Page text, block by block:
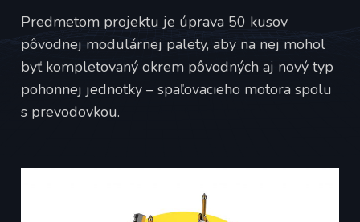
Predmetom projektu je úprava 50 kusov
pôvodnej modulárnej palety, aby na nej mohol
byť kompletovaný okrem pôvodných aj nový typ
pohonnej jednotky – spaľovacieho motora spolu
s prevodovkou.